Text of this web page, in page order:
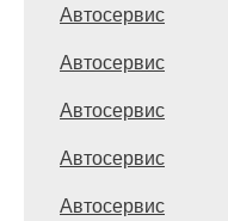
Автосервис
Автосервис
Автосервис
Автосервис
Автосервис